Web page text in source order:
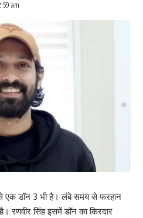
am
एक डॉन 3 भी है। लंबे समय से फरहान
रणवीर सिंह इसमें डॉन का किरदार